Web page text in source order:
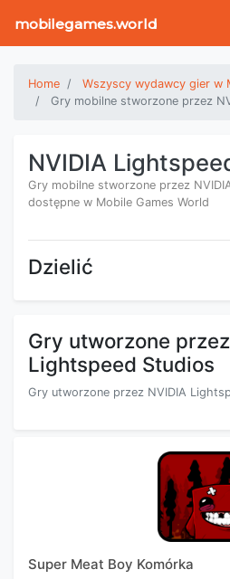
mobilegames.world
Home
Wszyscy wydawcy gier w
Gry mobilne stworzone przez
NVIDIA
Gry mobilne stworzone przez
dostępne w Mobile Games World
Dzielić
Gry utworzone
Lightspeed Studios
Gry utworzone przez NVIDIA
Super Meat Boy Komórka